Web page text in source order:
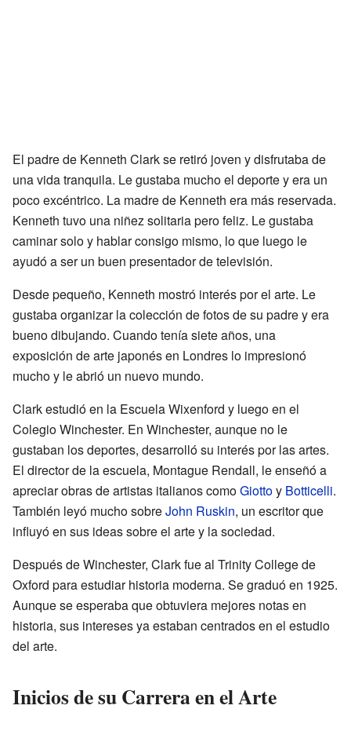
El padre de Kenneth Clark se retiró joven y disfrutaba de
una vida tranquila. Le gustaba mucho el deporte y era un
poco excéntrico. La madre de Kenneth era más reservada.
Kenneth tuvo una niñez solitaria pero feliz. Le gustaba
caminar solo y hablar consigo mismo, lo que luego le
ayudó a ser un buen presentador de televisión.
Desde pequeño, Kenneth mostró interés por el arte. Le
gustaba organizar la colección de fotos de su padre y era
bueno dibujando. Cuando tenía siete años, una
exposición de arte japonés en Londres lo impresionó
mucho y le abrió un nuevo mundo.
Clark estudió en la Escuela Wixenford y luego en el
Colegio Winchester. En Winchester, aunque no le
gustaban los deportes, desarrolló su interés por las artes.
El director de la escuela, Montague Rendall, le enseñó a
apreciar obras de artistas italianos comoGiottoy Botticelli.
También leyó mucho sobreJohn Ruskin, un escritor que
influyó en sus ideas sobre el arte y la sociedad.
Después de Winchester, Clark fue al Trinity College de
Oxford para estudiar historia moderna. Se graduó en 1925.
Aunque se esperaba que obtuviera mejores notas en
historia, sus intereses ya estaban centrados en el estudio
del arte.
Inicios de su Carrera en el Arte